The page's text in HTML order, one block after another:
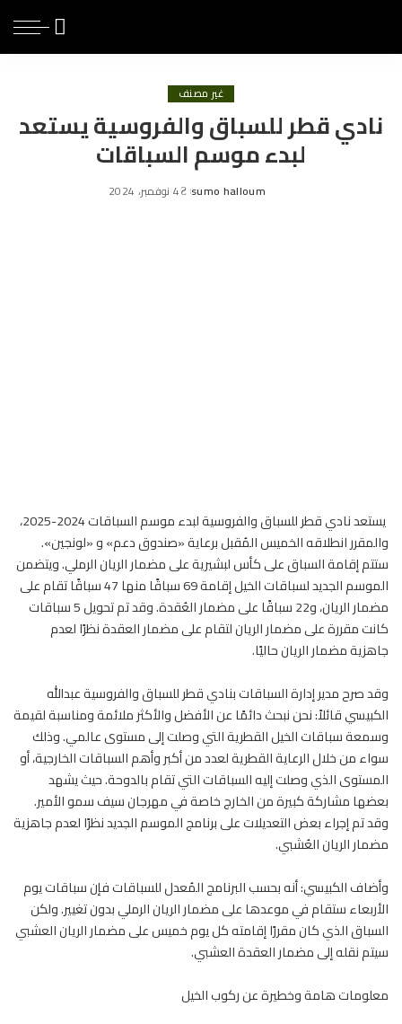
غير مصنف
نادي قطر للسباق والفروسية يستعد
لبدء موسم السباقات
Posted
sumo halloum 4 نوفمبر، 2024
يستعد نادي قطر للسباقوالفروسية
لبدء موسم السباقات 2024-2025،
والمقرر انطلاقه الخميس المُقبل برعاية «صندوق دعم» و «لونجين».
ستتم إقامة السباق على كأس لبشيرية على مضمار الريان الرملي. ويتضمن
الموسم الجديد لسباقاتالخيل
إقامة 69 سباقًا منها 47 سباقًا تقام على
مضمار الريان، و22 سباقًا على مضمار العُقدة. وقد تم تحويل 5 سباقات
كانت مقررة على مضمار الريان لتقام على مضمار العقدة نظرًا لعدم
جاهزية مضمار الريان حاليًا.
وقد صرح مدير إدارة السباقات بنادي قطر للسباق والفروسية عبدالله
الكبيسي قائلاً: نحن نبحث دائمًا عن الأفضل والأكثر ملائمة ومناسبة لقيمة
وسمعة سباقاتالخيلالقطرية التي وصلت إلى مستوى عالمي. وذلك
سواء من خلال الرعاية القطرية لعدد من أكبر وأهم السباقات الخارجية، أو
المستوى الذي وصلت إليه السباقات التي تقام بالدوحة. حيث يشهد
بعضها مشاركة كبيرة من الخارج خاصة في مهرجان سيف سمو الأمير.
وقد تم إجراء بعض التعديلات على برنامج الموسم الجديد نظرًا لعدم جاهزية
مضمار الريان العُشبي.
وأضاف الكبيسي: أنه بحسب البرنامج المُعدل للسباقات فإن سباقات يوم
الأربعاء ستقام في موعدها على مضمار الريان الرملي بدون تغيير. ولكن
السباقالذي كان مقررًا إقامته كل يوم خميس على مضمار الريان العشبي
سيتم نقله إلى مضمار العقدة العشبي.
معلومات هامة وخطيرة عن ركوب الخيل